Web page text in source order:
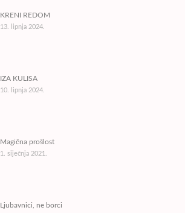
KRENI REDOM
13. lipnja 2024.
IZA KULISA
10. lipnja 2024.
Magična prošlost
1. siječnja 2021.
Ljubavnici, ne borci